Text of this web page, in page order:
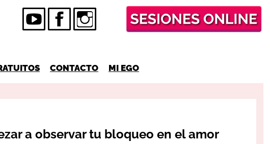
CONTACTO MI EGO
a observar tu bloqueo en el amor